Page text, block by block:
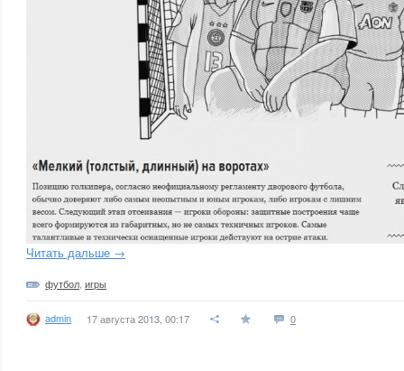
Читать дальше →
футбол игры
admin 17 августа 2013, 00:17 0